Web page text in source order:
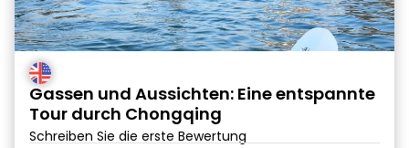
Gassen und Aussichten: Eine entspannte
Tour durch Chongqing
Schreiben Sie die erste Bewertung